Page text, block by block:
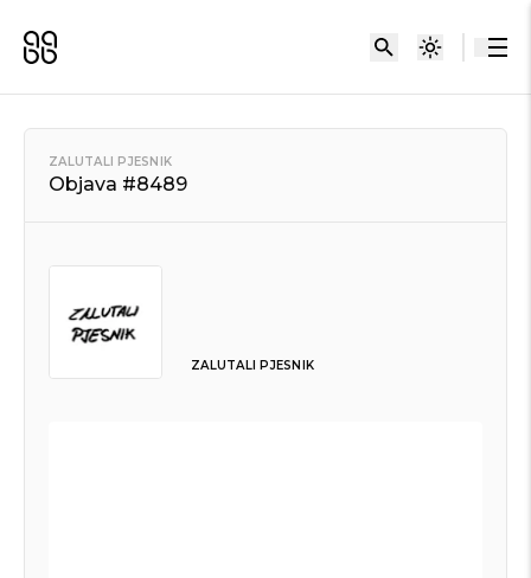
ZALUTALI PJESNIK
Objava #8489
ZALUTALI PJESNIK